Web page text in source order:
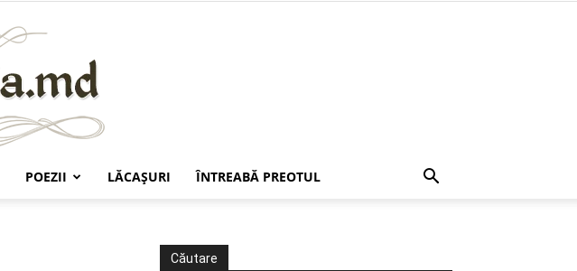
POEZII LĂCAŞURI ÎNTREABĂ PREOTUL
Căutare